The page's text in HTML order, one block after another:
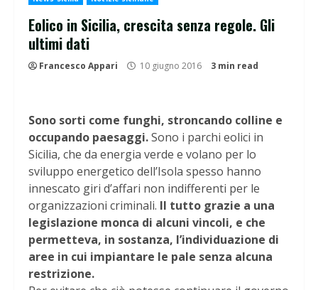
Eolico in Sicilia, crescita senza regole. Gli
ultimi dati
Francesco Appari 10 giugno 2016 3 min read
Sono sorti come funghi, stroncando colline e
occupando paesaggi.Sono i parchi eolici in
Sicilia, che da energia verde e volano per lo
sviluppo energetico dell’Isola spesso hanno
innescato giri d’affari non indifferenti per le
organizzazioni criminali. Il tutto grazie a una
legislazione monca di alcuni vincoli, e che
permetteva, in sostanza, l’individuazione di
aree in cui impiantare le pale senza alcuna
restrizione.